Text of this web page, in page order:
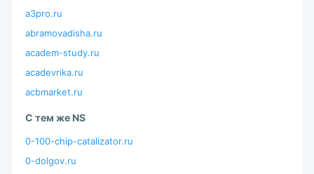
a3pro.ru
abramovadisha.ru
academ-study.ru
acadevrika.ru
acbmarket.ru
С тем же NS
0-100-chip-catalizator.ru
0-dolgov.ru